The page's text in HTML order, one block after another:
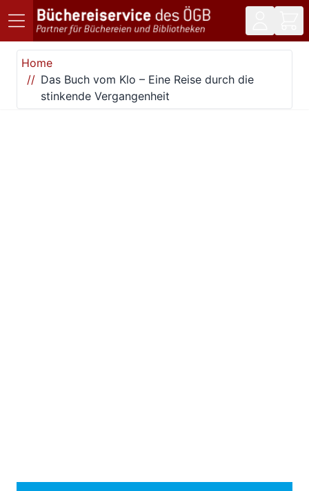
Direkt zum Inhalt
Home
Das Buch vom Klo – Eine Reise durch die
stinkende Vergangenheit